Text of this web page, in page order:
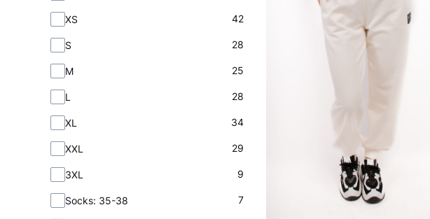
XS 42
S 28
M 25
L 28
XL 34
XXL 29
3XL 9
Socks: 35-38 7